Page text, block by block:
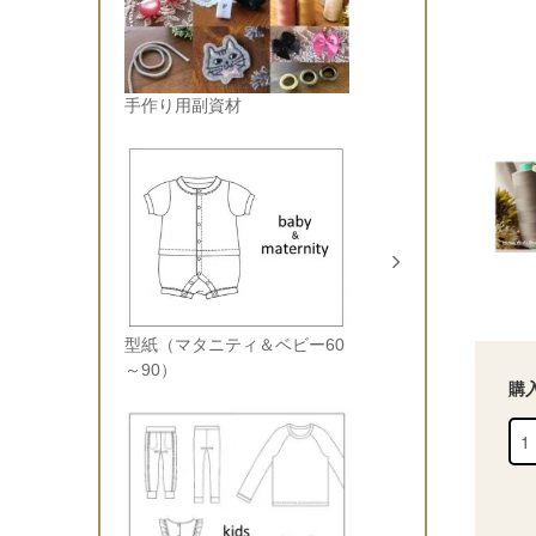
購
手作り用副資材
型紙（マタニティ＆ベビー60
～90）